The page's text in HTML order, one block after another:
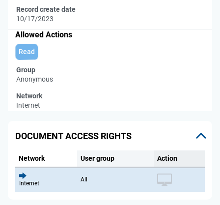
Record create date
10/17/2023
Allowed Actions
Read
Group
Anonymous
Network
Internet
DOCUMENT ACCESS RIGHTS
Network User group Action
Internet
All